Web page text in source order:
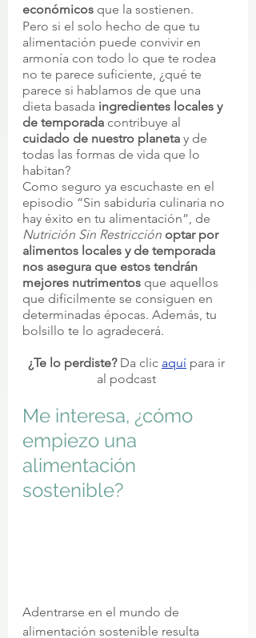
económicos que la sostienen.
Pero si el solo hecho de que tu
alimentación puede convivir en
armonía con todo lo que te rodea
no te parece suficiente, ¿qué te
parece si hablamos de que una
dieta basada ingredientes locales y
de temporada contribuye al
cuidado de nuestro planeta y de
todas las formas de vida que lo
habitan?
Como seguro ya escuchaste en el
episodio “Sin sabiduría culinaria no
hay éxito en tu alimentación”, de
Nutrición Sin Restricción optar por
alimentos locales y de temporada
nos asegura que estos tendrán
mejores nutrimentos que aquellos
que difícilmente se consiguen en
determinadas épocas. Además, tu
bolsillo te lo agradecerá.
¿Te lo perdiste? Da clic aquí para ir
al podcast
Me interesa, ¿cómo
empiezo una
alimentación
sostenible?
Adentrarse en el mundo de
alimentación sostenible resulta